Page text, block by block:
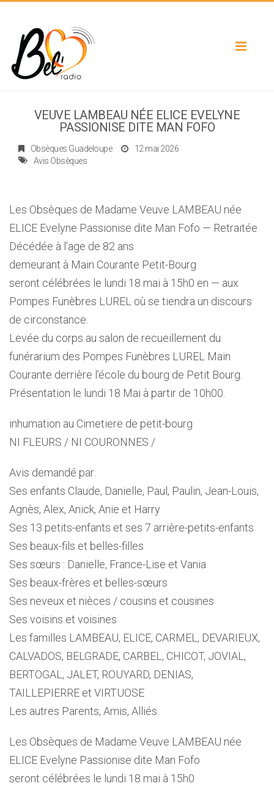
Toggle
VEUVE LAMBEAU NÉE ELICE EVELYNE
PASSIONISE DITE MAN FOFO
Obsèques Guadeloupe
12 mai 2026
Avis Obsèques
Les Obsèques de Madame Veuve LAMBEAU née
ELICE Evelyne Passionise dite Man Fofo — Retraitée
Décédée à l’age de 82 ans
demeurant à Main Courante Petit-Bourg
seront célébrées le lundi 18 mai à 15h0 en — aux
Pompes Funèbres LUREL où se tiendra un discours
de circonstance.
Levée du corps au salon de recueillement du
funérarium des Pompes Funèbres LUREL Main
Courante derrière l’école du bourg de Petit Bourg.
Présentation le lundi 18 Mai à partir de 10h00.
inhumation au Cimetiere de petit-bourg
NI FLEURS / NI COURONNES /
Avis demandé par:
Ses enfants Claude, Danielle, Paul, Paulin, Jean-Louis,
Agnès, Alex, Anick, Anie et Harry
Ses 13 petits-enfants et ses 7 arrière-petits-enfants
Ses beaux-fils et belles-filles
Ses sœurs : Danielle, France-Lise et Vania
Ses beaux-frères et belles-sœurs
Ses neveux et nièces / cousins et cousines
Ses voisins et voisines
Les familles LAMBEAU, ELICE, CARMEL, DEVARIEUX,
CALVADOS, BELGRADE, CARBEL, CHICOT, JOVIAL,
BERTOGAL, JALET, ROUYARD, DENIAS,
TAILLEPIERRE et VIRTUOSE
Les autres Parents, Amis, Alliés.
Les Obsèques de Madame Veuve LAMBEAU née
ELICE Evelyne Passionise dite Man Fofo
seront célébrées le lundi 18 mai à 15h0